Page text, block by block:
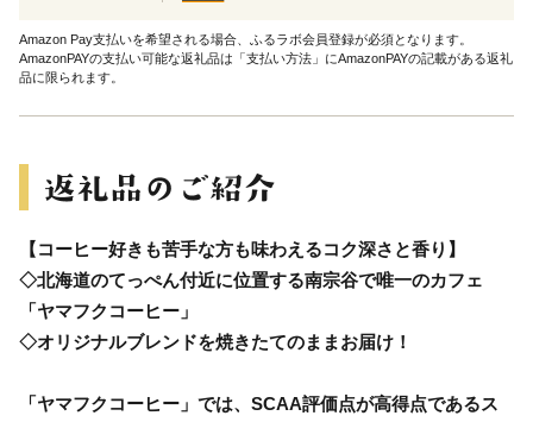
Amazon Pay支払いを希望される場合、ふるラボ会員登録が必須となります。
AmazonPAYの支払い可能な返礼品は「支払い方法」にAmazonPAYの記載がある返礼
品に限られます。
【コーヒー好きも苦手な方も味わえるコク深さと香り】
◇北海道のてっぺん付近に位置する南宗谷で唯一のカフェ
「ヤマフクコーヒー」
◇オリジナルブレンドを焼きたてのままお届け！
「ヤマフクコーヒー」では、SCAA評価点が高得点であるス